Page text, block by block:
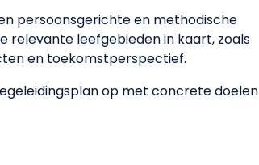
persoonsgerichte en methodische
relevante leefgebieden in kaart, zoals
en toekomstperspectief.
op met concrete doelen